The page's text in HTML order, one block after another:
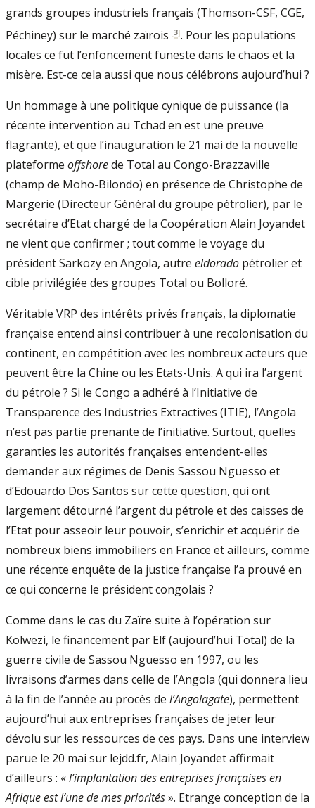
grands groupes industriels français (Thomson-CSF, CGE,
Péchiney) sur le marché zaïrois [3]. Pour les populations
locales ce fut l’enfoncement funeste dans le chaos et la
misère. Est-ce cela aussi que nous célébrons aujourd’hui ?
Un hommage à une politique cynique de puissance (la
récente intervention au Tchad en est une preuve
flagrante), et que l’inauguration le 21 mai de la nouvelle
plateforme offshorede Total au Congo-Brazzaville
(champ de Moho-Bilondo) en présence de Christophe de
Margerie (Directeur Général du groupe pétrolier), par le
secrétaire d’Etat chargé de la Coopération Alain Joyandet
ne vient que confirmer ; tout comme le voyage du
président Sarkozy en Angola, autre eldorado pétrolier et
cible privilégiée des groupes Total ou Bolloré.
Véritable VRP des intérêts privés français, la diplomatie
française entend ainsi contribuer à une recolonisation du
continent, en compétition avec les nombreux acteurs que
peuvent être la Chine ou les Etats-Unis. A qui ira l’argent
du pétrole ? Si le Congo a adhéré à l’Initiative de
Transparence des Industries Extractives (ITIE), l’Angola
n’est pas partie prenante de l’initiative. Surtout, quelles
garanties les autorités françaises entendent-elles
demander aux régimes de Denis Sassou Nguesso et
d’Edouardo Dos Santos sur cette question, qui ont
largement détourné l’argent du pétrole et des caisses de
l’Etat pour asseoir leur pouvoir, s’enrichir et acquérir de
nombreux biens immobiliers en France et ailleurs, comme
une récente enquête de la justice française l’a prouvé en
ce qui concerne le président congolais ?
Comme dans le cas du Zaïre suite à l’opération sur
Kolwezi, le financement par Elf (aujourd’hui Total) de la
guerre civile de Sassou Nguesso en 1997, ou les
livraisons d’armes dans celle de l’Angola (qui donnera lieu
à la fin de l’année au procès de l’Angolagate), permettent
aujourd’hui aux entreprises françaises de jeter leur
dévolu sur les ressources de ces pays. Dans une interview
parue le 20 mai sur lejdd.fr, Alain Joyandet affirmait
d’ailleurs : «l’implantation des entreprises françaises en
Afrique est l’une de mes priorités». Etrange conception de la